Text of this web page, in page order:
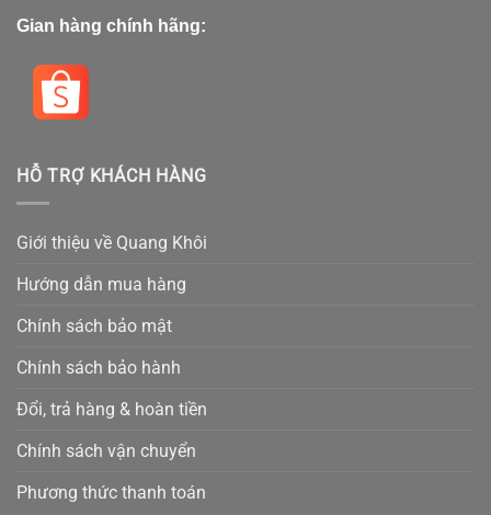
Gian hàng chính hãng:
HỖ TRỢ KHÁCH HÀNG
Giới thiệu về Quang Khôi
Hướng dẫn mua hàng
Chính sách bảo mật
Chính sách bảo hành
Đổi, trả hàng & hoàn tiền
Chính sách vận chuyển
Phương thức thanh toán